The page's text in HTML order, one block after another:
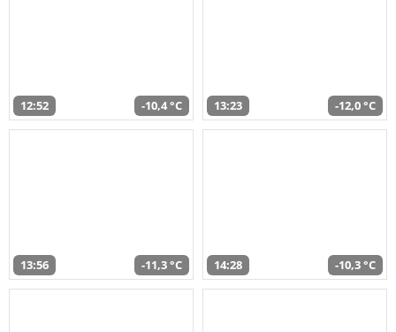
12:52 -10,4 °C 13:23 -12,0 °C
13:56 -11,3 °C 14:28 -10,3 °C